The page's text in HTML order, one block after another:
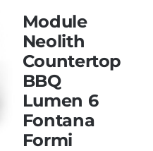
Module
Neolith
Countertop
BBQ
Lumen 6
Fontana
Formi